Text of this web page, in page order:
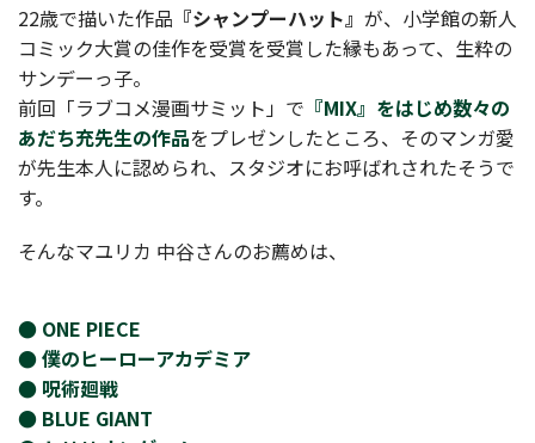
22歳で描いた作品 『シャンプーハット』 が、小学館の新人
コミック大賞の佳作を受賞を受賞した縁もあって、生粋の
サンデーっ子。
前回「ラブコメ漫画サミット」で 『MIX』をはじめ数々の
あだち充先生の作品をプレゼンしたところ、そのマンガ愛
が先生本人に認められ、スタジオにお呼ばれされたそうで
す。
そんなマユリカ 中谷さんのお薦めは、
● ONE PIECE
● 僕のヒーローアカデミア
● 呪術廻戦
● BLUE GIANT